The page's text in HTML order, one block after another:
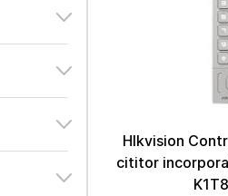
HIkvision
cititor